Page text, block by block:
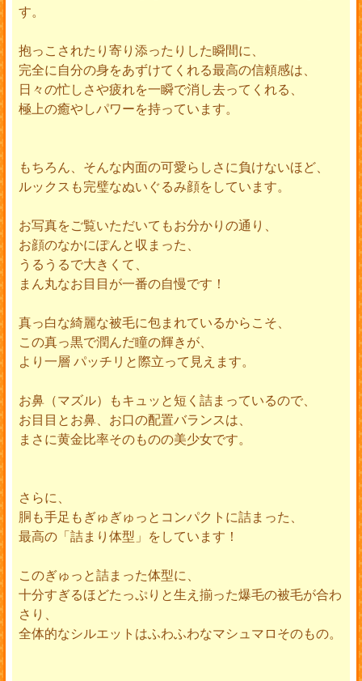
す。
抱っこされたり寄り添ったりした瞬間に、
完全に自分の身をあずけてくれる最高の信頼感は、
日々の忙しさや疲れを一瞬で消し去ってくれる、
極上の癒やしパワーを持っています。
もちろん、そんな内面の可愛らしさに負けないほど、
ルックスも完璧なぬいぐるみ顔をしています。
お写真をご覧いただいてもお分かりの通り、
お顔のなかにぽんと収まった、
うるうるで大きくて、
まん丸なお目目が一番の自慢です！
真っ白な綺麗な被毛に包まれているからこそ、
この真っ黒で潤んだ瞳の輝きが、
より一層 パッチリと際立って見えます。
お鼻（マズル）もキュッと短く詰まっているので、
お目目とお鼻、お口の配置バランスは、
まさに黄金比率そのものの美少女です。
さらに、
胴も手足もぎゅぎゅっとコンパクトに詰まった、
最高の「詰まり体型」をしています！
このぎゅっと詰まった体型に、
十分すぎるほどたっぷりと生え揃った爆毛の被毛が合わ
さり、
全体的なシルエットはふわふわなマシュマロそのもの。